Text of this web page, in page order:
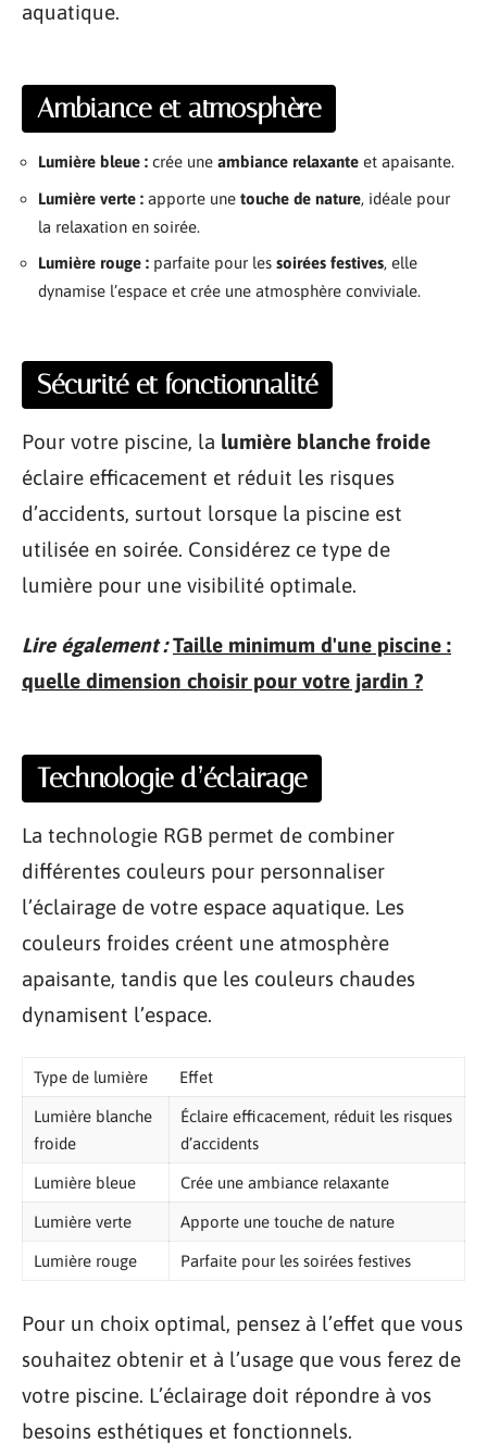
aquatique.
Ambiance et atmosphère
Lumière bleue : crée une ambiance relaxante et apaisante.
Lumière verte : apporte une touche de nature, idéale pour
la relaxation en soirée.
Lumière rouge : parfaite pour les soirées festives, elle
dynamise l’espace et crée une atmosphère conviviale.
Sécurité et fonctionnalité
Pour votre piscine, la lumière blanche froide
éclaire efficacement et réduit les risques
d’accidents, surtout lorsque la piscine est
utilisée en soirée. Considérez ce type de
lumière pour une visibilité optimale.
Lire également : Taille minimum d'une piscine :
quelle dimension choisir pour votre jardin ?
Technologie d’éclairage
La technologie RGB permet de combiner
différentes couleurs pour personnaliser
l’éclairage de votre espace aquatique. Les
couleurs froides créent une atmosphère
apaisante, tandis que les couleurs chaudes
dynamisent l’espace.
Type de lumière Effet
Lumière blanche
froide
Éclaire efficacement, réduit les risques
d’accidents
Lumière bleue Crée une ambiance relaxante
Lumière verte Apporte une touche de nature
Lumière rouge Parfaite pour les soirées festives
Pour un choix optimal, pensez à l’effet que vous
souhaitez obtenir et à l’usage que vous ferez de
votre piscine. L’éclairage doit répondre à vos
besoins esthétiques et fonctionnels.